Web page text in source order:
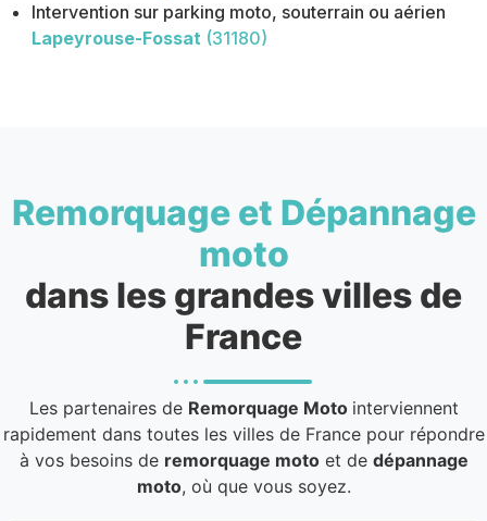
Intervention sur parking moto, souterrain ou aérien
Lapeyrouse-Fossat (31180)
Remorquage et Dépannage
moto
dans les grandes villes de
France
Les partenaires de Remorquage Moto interviennent
rapidement dans toutes les villes de France pour répondre
à vos besoins de remorquage motoet de dépannage
moto, où que vous soyez.